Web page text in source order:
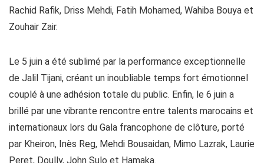
Rachid Rafik, Driss Mehdi, Fatih Mohamed, Wahiba Bouya et
Zouhair Zair.
Le 5 juin a été sublimé par la performance exceptionnelle
de Jalil Tijani, créant un inoubliable temps fort émotionnel
couplé à une adhésion totale du public. Enfin, le 6 juin a
brillé par une vibrante rencontre entre talents marocains et
internationaux lors du Gala francophone de clôture, porté
par Kheiron, Inès Reg, Mehdi Bousaidan, Mimo Lazrak, Laurie
Peret, Doully, John Sulo et Hamaka.